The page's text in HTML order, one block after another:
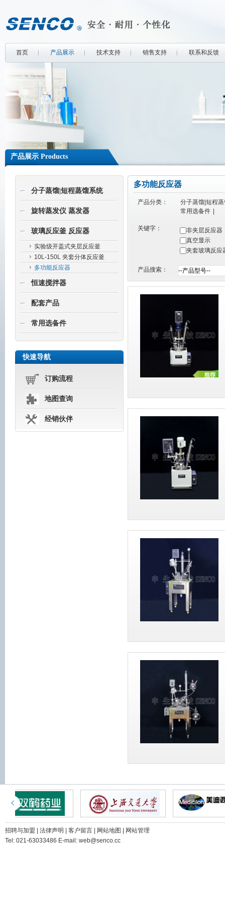
首页 产品展示 技术支持 销售支持 联系和反馈
产品展示 Products
分子蒸馏|短程蒸馏系统
旋转蒸发仪 蒸发器
玻璃反应釜 反应器
实验级开盖式夹层反应釜
10L-150L 夹套分体反应釜
多功能反应器
恒速搅拌器
配套产品
常用选备件
快速导航
订购流程
地图查询
经销伙伴
多功能反应器
产品分类：
分子蒸馏|短程
常用选备件
关键字：
非夹层反应器
真空显示
夹套玻璃反应
产品搜索：
招聘与加盟 法律声明 客户留言 网站地图
网站管理
Tel: 021-63033486 E-mail: web@senco.cc